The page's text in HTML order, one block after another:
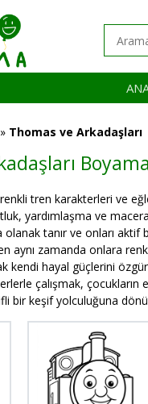
Thomas ve Arkadaşları
tren karakterleri ve
yardımlaşma ve
tanır ve onları aktif
aynı zamanda onlara
kendi hayal güçlerini
çalışmak,
bir keşif yolculuğuna